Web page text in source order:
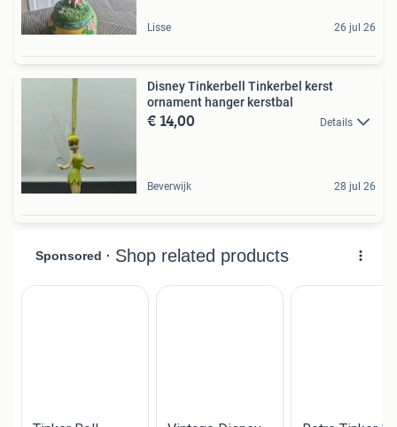
Lisse 26 jul 26
Disney Tinkerbell Tinkerbel kerst
ornament hanger kerstbal
€ 14,00 Details
Beverwijk 28 jul 26